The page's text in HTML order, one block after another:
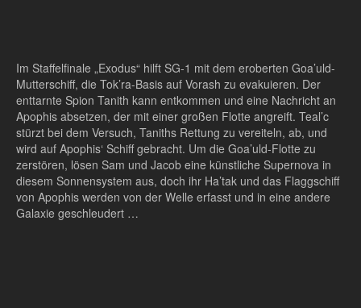
Im Staffelfinale „Exodus“ hilft SG-1 mit dem eroberten Goa’uld-
Mutterschiff, die Tok’ra-Basis auf Vorash zu evakuieren. Der
enttarnte Spion Tanith kann entkommen und eine Nachricht an
Apophis absetzen, der mit einer großen Flotte angreift. Teal’c
stürzt bei dem Versuch, Taniths Rettung zu vereiteln, ab, und
wird auf Apophis‘ Schiff gebracht. Um die Goa’uld-Flotte zu
zerstören, lösen Sam und Jacob eine künstliche Supernova in
diesem Sonnensystem aus, doch ihr Ha’tak und das Flaggschiff
von Apophis werden von der Welle erfasst und in eine andere
Galaxie geschleudert …